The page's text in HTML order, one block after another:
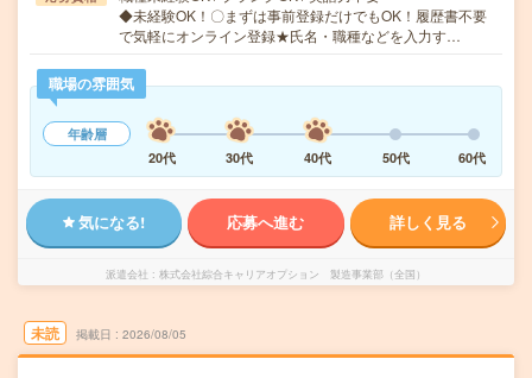
◆未経験OK！〇まずは事前登録だけでもOK！履歴書不要
で気軽にオンライン登録★氏名・職種などを入力す…
職場の雰囲気
年齢層
20代
30代 40代 50代 60代
気になる! 応募へ進む 詳しく見る
派遣会社 株式会社綜合キャリアオプション 製造事業部（全国）
未読 掲載日 2026/08/05